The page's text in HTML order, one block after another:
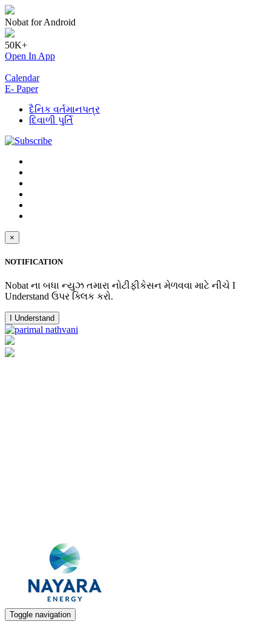
Nobat for Android
50K+
Open In App
Calendar
E- Paper
દૈનિક વર્તમાનપત્ર
દિવાળી પુર્તિ
×
NOTIFICATION
Nobat ના બધા ન્યુઝ તમારા નોટીફીકેસન મેળવવા માટે નીચે I
Understand ઉપર ક્લિક કરો.
I Understand
Toggle navigation